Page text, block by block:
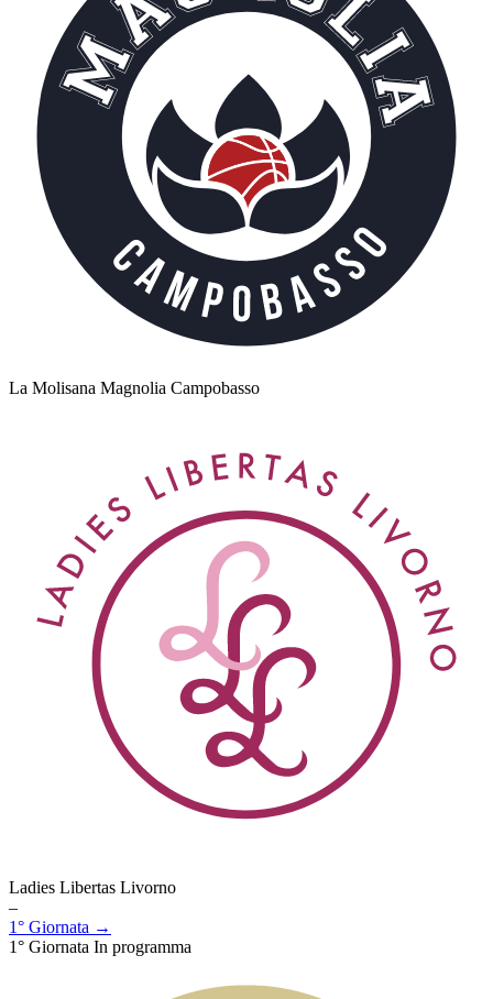
La Molisana Magnolia Campobasso
Ladies Libertas Livorno
–
1° Giornata →
1° Giornata In programma